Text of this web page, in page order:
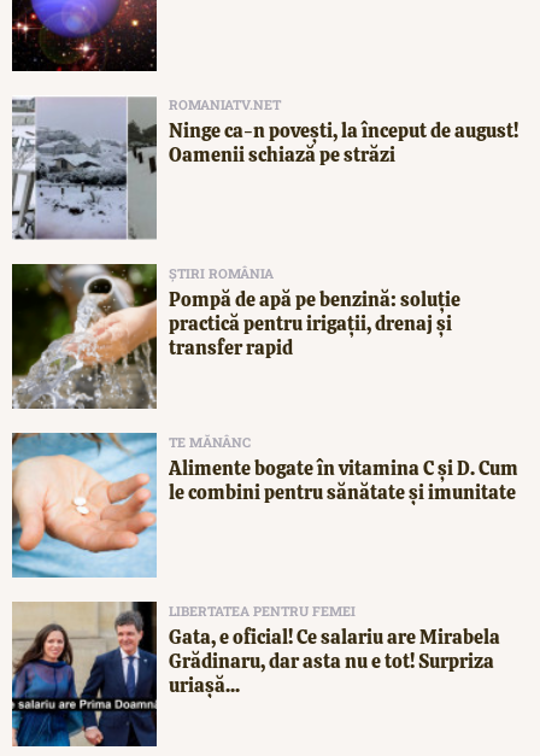
ROMANIATV.NET
Ninge ca-n povești, la început de august!
Oamenii schiază pe străzi
ȘTIRI ROMÂNIA
Pompă de apă pe benzină: soluție
practică pentru irigații, drenaj și
transfer rapid
TE MĂNÂNC
Alimente bogate în vitamina C și D. Cum
le combini pentru sănătate și imunitate
LIBERTATEA PENTRU FEMEI
Gata, e oficial! Ce salariu are Mirabela
Grădinaru, dar asta nu e tot! Surpriza
uriașă...